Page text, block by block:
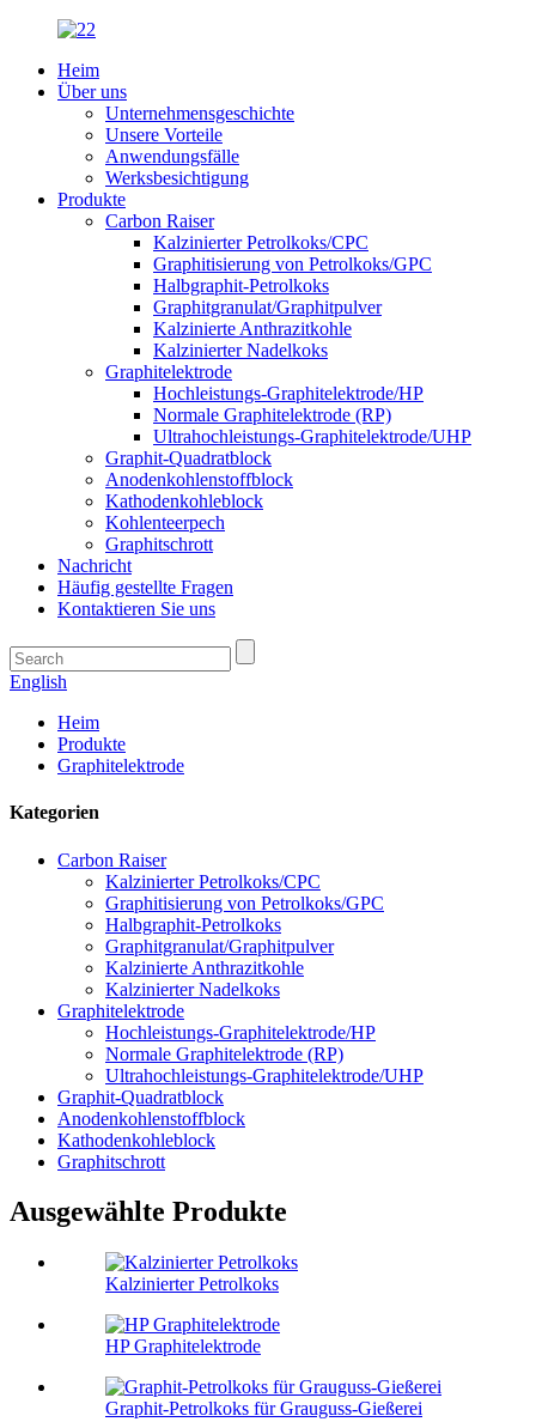
Heim
Über uns
Unternehmensgeschichte
Unsere Vorteile
Anwendungsfälle
Werksbesichtigung
Produkte
Carbon Raiser
Kalzinierter Petrolkoks/CPC
Graphitisierung von Petrolkoks/GPC
Halbgraphit-Petrolkoks
Graphitgranulat/Graphitpulver
Kalzinierte Anthrazitkohle
Kalzinierter Nadelkoks
Graphitelektrode
Hochleistungs-Graphitelektrode/HP
Normale Graphitelektrode (RP)
Ultrahochleistungs-Graphitelektrode/UHP
Graphit-Quadratblock
Anodenkohlenstoffblock
Kathodenkohleblock
Kohlenteerpech
Graphitschrott
Nachricht
Häufig gestellte Fragen
Kontaktieren Sie uns
English
Heim
Produkte
Graphitelektrode
Kategorien
Carbon Raiser
Kalzinierter Petrolkoks/CPC
Graphitisierung von Petrolkoks/GPC
Halbgraphit-Petrolkoks
Graphitgranulat/Graphitpulver
Kalzinierte Anthrazitkohle
Kalzinierter Nadelkoks
Graphitelektrode
Hochleistungs-Graphitelektrode/HP
Normale Graphitelektrode (RP)
Ultrahochleistungs-Graphitelektrode/UHP
Graphit-Quadratblock
Anodenkohlenstoffblock
Kathodenkohleblock
Graphitschrott
Ausgewählte Produkte
Kalzinierter Petrolkoks
HP Graphitelektrode
Graphit-Petrolkoks für Grauguss-Gießerei